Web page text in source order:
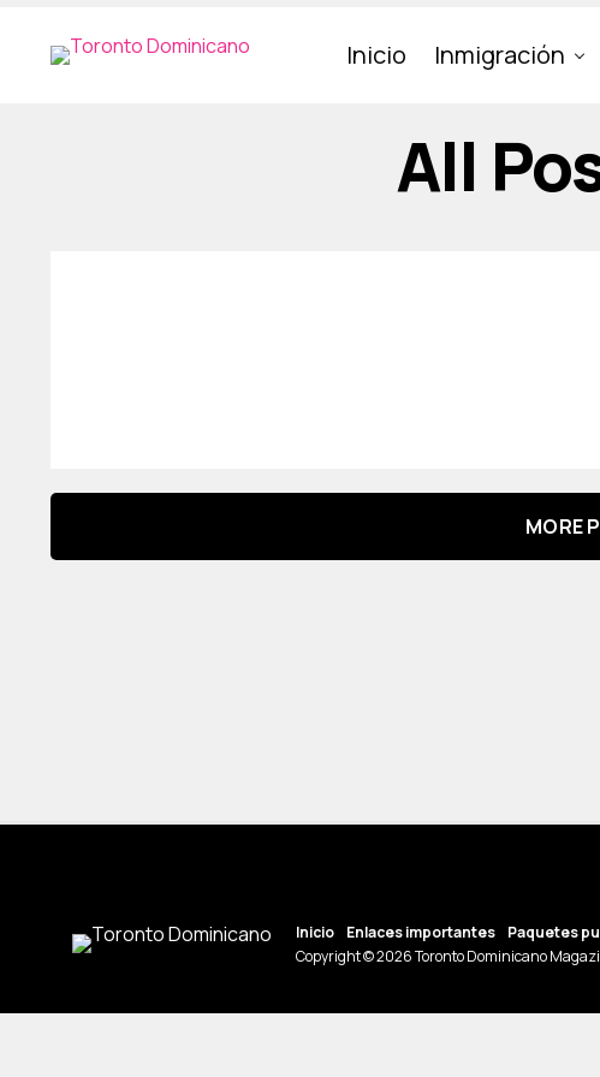
Inicio Inmigración
All
MORE
Inicio Enlaces importantes Paquetes
Copyright © 2026 Toronto Dominicano